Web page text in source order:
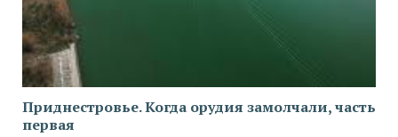
Приднестровье. Когда орудия замолчали, часть
первая